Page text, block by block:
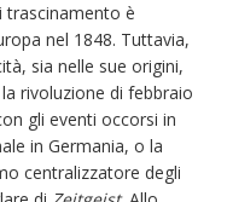
trascinamento è
nel 1848. Tuttavia,
sia nelle sue origini,
rivoluzione di febbraio
gli eventi occorsi in
in Germania, o la
centralizzatore degli